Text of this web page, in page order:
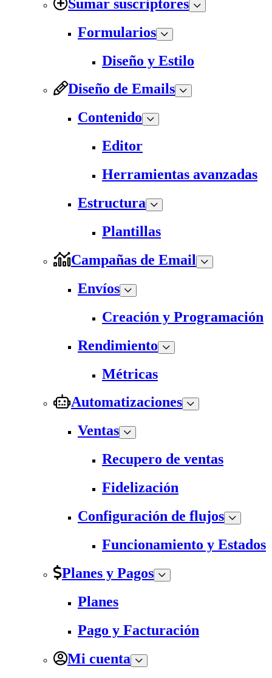
Sumar suscriptores
Formularios
Diseño y Estilo
Diseño de Emails
Contenido
Editor
Herramientas avanzadas
Estructura
Plantillas
Campañas de Email
Envíos
Creación y Programación
Rendimiento
Métricas
Automatizaciones
Ventas
Recupero de ventas
Fidelización
Configuración de flujos
Funcionamiento y Estados
Planes y Pagos
Planes
Pago y Facturación
Mi cuenta